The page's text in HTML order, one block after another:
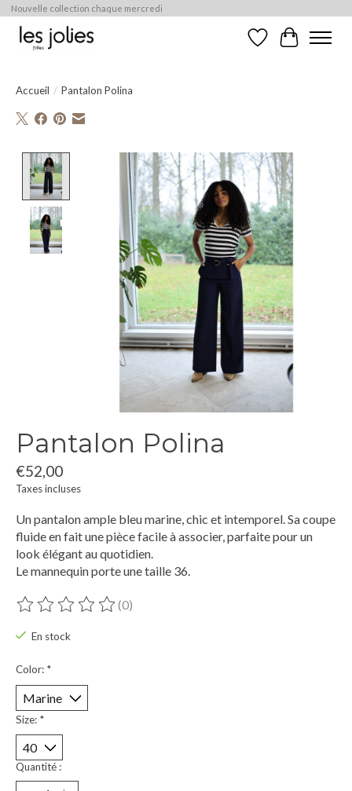
Nouvelle collection chaque mercredi
Liste de souhaits
Panier
Accueil / Pantalon Polina
Product image slideshow Items
Pantalon Polina
€52,00
Taxes incluses
Un pantalon ample bleu marine, chic et intemporel. Sa coupe
fluide en fait une pièce facile à associer, parfaite pour un
look élégant au quotidien.
Le mannequin porte une taille 36.
Ce produit est évalué à
(0)
En stock
Color: *
Size: *
Quantité :